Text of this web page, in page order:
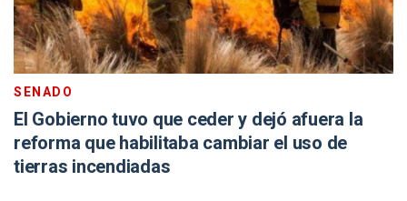
SENADO
El Gobierno tuvo que ceder y dejó afuera la
reforma que habilitaba cambiar el uso de
tierras incendiadas